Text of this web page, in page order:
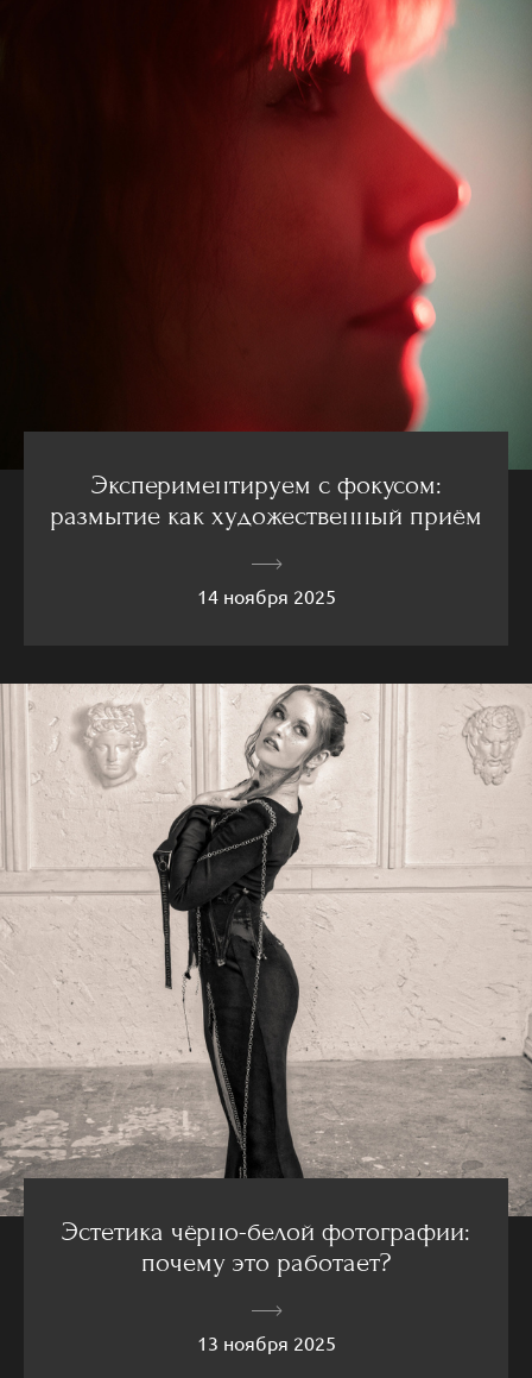
Экспериментируем с фокусом:
размытие как художественный приём
14 ноября 2025
Эстетика чёрно-белой фотографии:
почему это работает?
13 ноября 2025